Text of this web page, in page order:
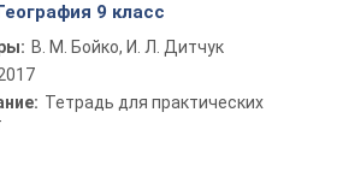
9 класс
В. М. Бойко, И. Л. Дитчук
Тетрадь для практических